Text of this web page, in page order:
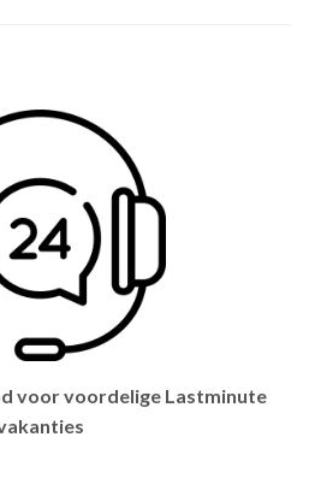
voor voordelige Lastminute